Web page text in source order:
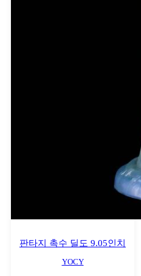
판타지 촉수 딜도 9.05인치
YOCY